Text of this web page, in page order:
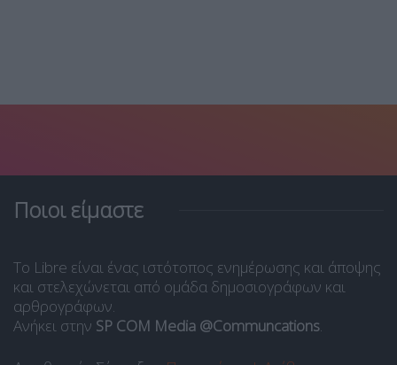
Ποιοι είμαστε
Το Libre είναι ένας ιστότοπος ενημέρωσης και άποψης
και στελεχώνεται από ομάδα δημοσιογράφων και
αρθρογράφων.
Ανήκει στην SP COM Media @Communcations.